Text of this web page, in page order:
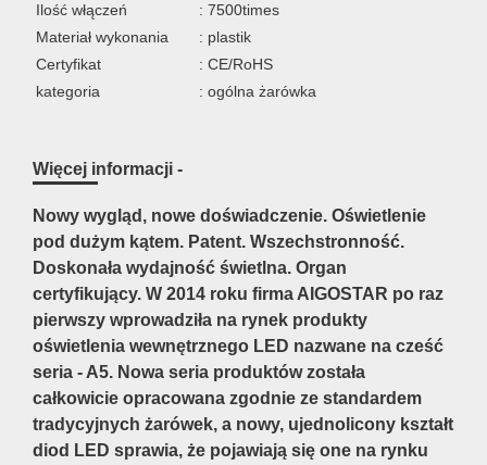
Ilość włączeń
: 7500times
Materiał wykonania
: plastik
Certyfikat
: CE/RoHS
kategoria
: ogólna żarówka
Więcej informacji -
Nowy wygląd, nowe doświadczenie. Oświetlenie
pod dużym kątem. Patent. Wszechstronność.
Doskonała wydajność świetlna. Organ
certyfikujący. W 2014 roku firma AIGOSTAR po raz
pierwszy wprowadziła na rynek produkty
oświetlenia wewnętrznego LED nazwane na cześć
seria - A5. Nowa seria produktów została
całkowicie opracowana zgodnie ze standardem
tradycyjnych żarówek, a nowy, ujednolicony kształt
diod LED sprawia, że pojawiają się one na rynku